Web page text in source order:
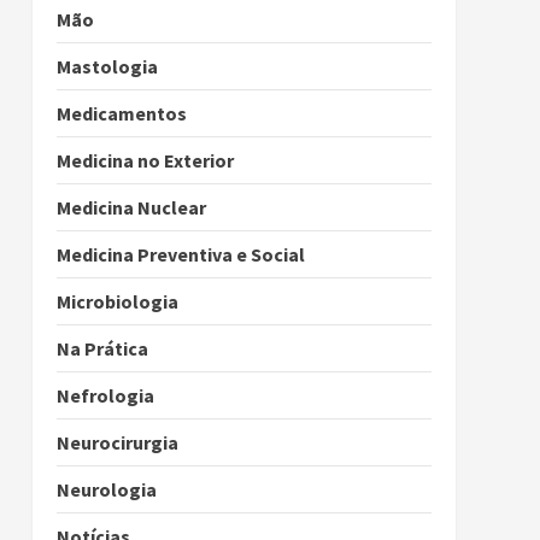
Mão
Mastologia
Medicamentos
Medicina no Exterior
Medicina Nuclear
Medicina Preventiva e Social
Microbiologia
Na Prática
Nefrologia
Neurocirurgia
Neurologia